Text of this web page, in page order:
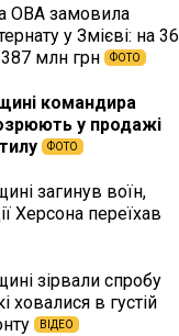
ОВА замовила
у Змієві: на 36
387 млн грн
ФОТО
командира
у продажі
ФОТО
загинув воїн,
Херсона переїхав
зірвали спробу
ховалися в густій
ВІДЕО